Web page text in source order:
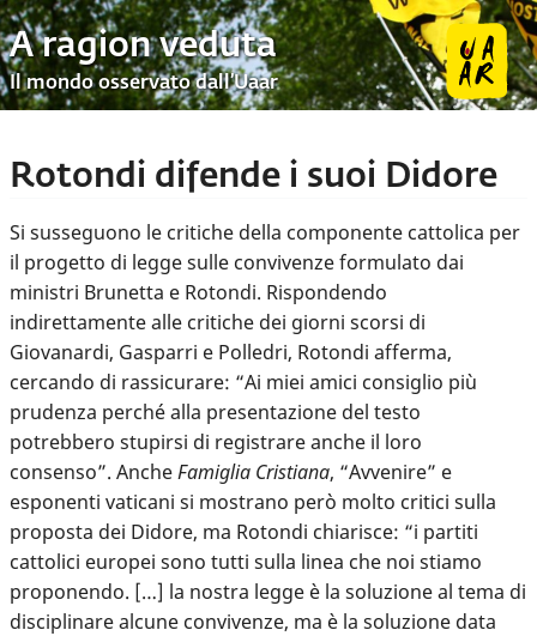
A ragion veduta
Il mondo osservato dall’Uaar
Rotondi difende i suoi Didore
Si susseguono le critiche della componente cattolica per
il progetto di legge sulle convivenze formulato dai
ministri Brunetta e Rotondi. Rispondendo
indirettamente alle critiche dei giorni scorsi di
Giovanardi, Gasparri e Polledri, Rotondi afferma,
cercando di rassicurare: “Ai miei amici consiglio più
prudenza perché alla presentazione del testo
potrebbero stupirsi di registrare anche il loro
consenso”. AncheFamiglia Cristiana, “Avvenire” e
esponenti vaticani si mostrano però molto critici sulla
proposta dei Didore, ma Rotondi chiarisce: “i partiti
cattolici europei sono tutti sulla linea che noi stiamo
proponendo. […] la nostra legge è la soluzione al tema di
disciplinare alcune convivenze, ma è la soluzione data